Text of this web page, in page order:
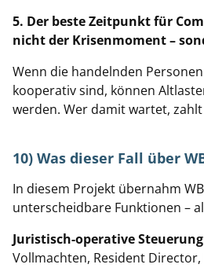
5. Der beste Zeitpunkt für
nicht der Krisenmoment –
Wenn die handelnden
kooperativ sind, können
werden. Wer damit wartet,
10) Was dieser Fall über
In diesem Projekt übernahm
unterscheidbare Funktionen –
Juristisch-operative
Vollmachten, Resident